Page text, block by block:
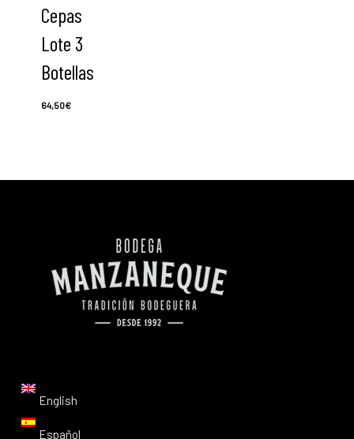
Cepas
Lote 3
Botellas
64,50€
English
Español